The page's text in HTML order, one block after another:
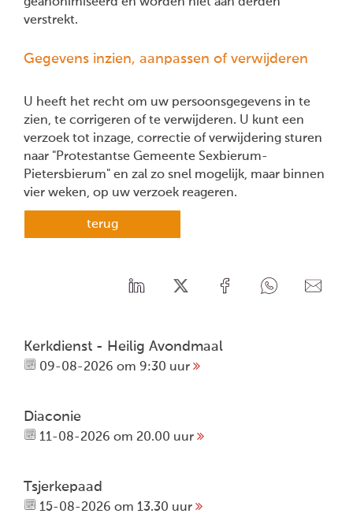
verstrekt.
Gegevens inzien, aanpassen of verwijderen
U heeft het recht om uw persoonsgegevens in te
zien, te corrigeren of te verwijderen. U kunt een
verzoek tot inzage, correctie of verwijdering sturen
naar "Protestantse Gemeente Sexbierum-
Pietersbierum" en zal zo snel mogelijk, maar binnen
vier weken, op uw verzoek reageren.
terug
Kerkdienst - Heilig Avondmaal
09-08-2026 om 9:30 uur
Diaconie
11-08-2026 om 20.00 uur
Tsjerkepaad
15-08-2026 om 13.30 uur